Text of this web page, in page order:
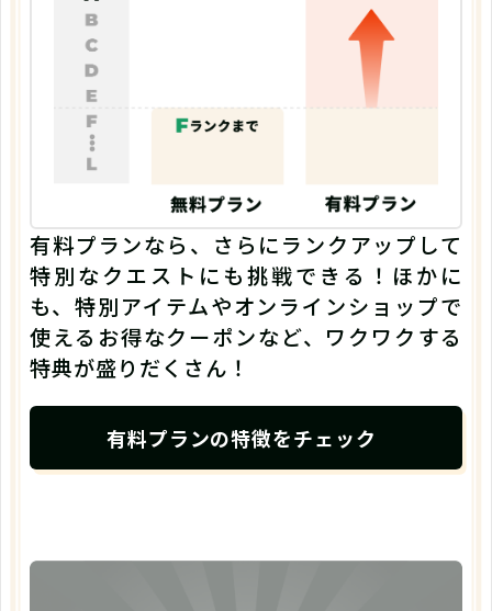
有料プランなら、さらにランクアップして
特別なクエストにも挑戦できる！ほかに
も、特別アイテムやオンラインショップで
使えるお得なクーポンなど、ワクワクする
特典が盛りだくさん！
有料プランの特徴をチェック